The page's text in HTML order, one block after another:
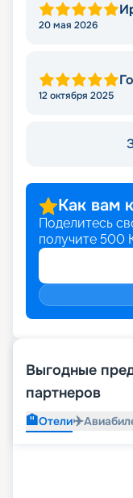
20 мая 2026
12 октября 2025
Как вам
Поделитесь
получите 500
Выгодные
партнеров
🏨Отели✈️